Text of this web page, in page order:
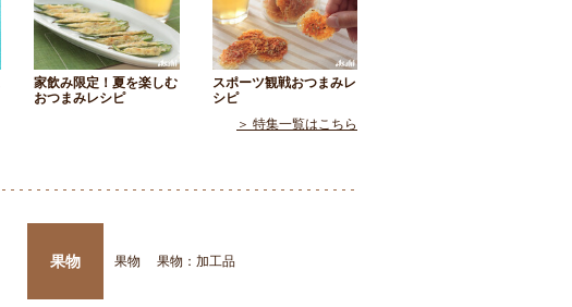
家飲み限定！夏を楽しむ
おつまみレシピ
スポーツ観戦おつまみレ
シピ
＞ 特集一覧はこちら
果物 果物 果物：加工品